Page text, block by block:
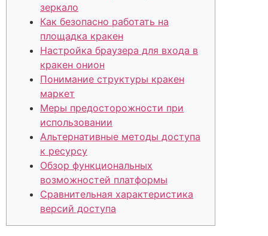
зеркало
Как безопасно работать на
площадка кракен
Настройка браузера для входа в
кракен онион
Понимание структуры кракен
маркет
Меры предосторожности при
использовании
Альтернативные методы доступа
к ресурсу
Обзор функциональных
возможностей платформы
Сравнительная характеристика
версий доступа